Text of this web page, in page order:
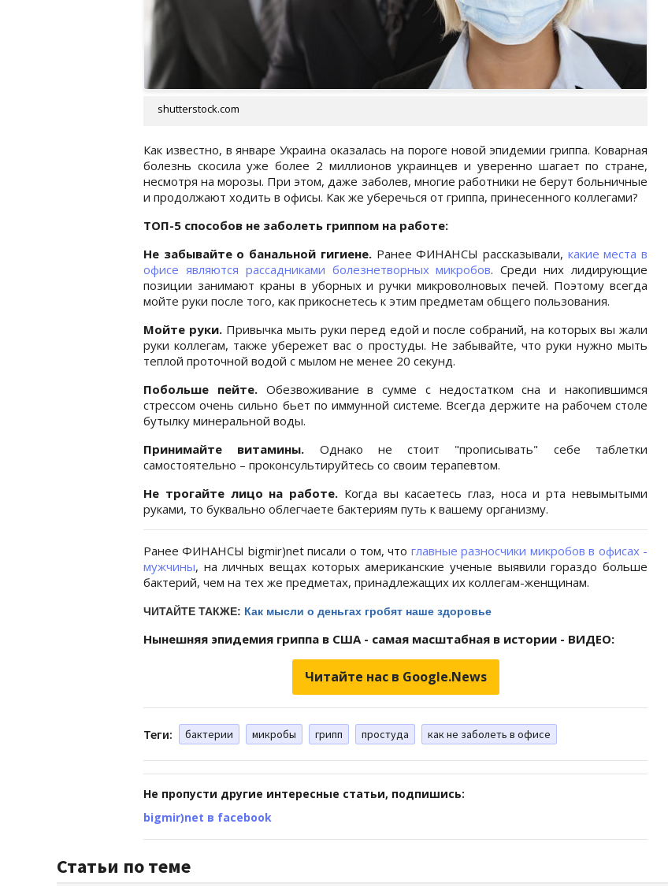
shutterstock.com
Как известно, в январе Украина оказалась на пороге новой эпидемии гриппа. Коварная
болезнь скосила уже более 2 миллионов украинцев и уверенно шагает по стране,
несмотря на морозы. При этом, даже заболев, многие работники не берут больничные
и продолжают ходить в офисы. Как же уберечься от гриппа, принесенного коллегами?
ТОП-5 способов не заболеть гриппом на работе:
Не забывайте о банальной гигиене. Ранее ФИНАНСЫ рассказывали, какие места в
офисе являются рассадниками болезнетворных микробов. Среди них лидирующие
позиции занимают краны в уборных и ручки микроволновых печей. Поэтому всегда
мойте руки после того, как прикоснетесь к этим предметам общего пользования.
Мойте руки. Привычка мыть руки перед едой и после собраний, на которых вы жали
руки коллегам, также убережет вас о простуды. Не забывайте, что руки нужно мыть
теплой проточной водой с мылом не менее 20 секунд.
Побольше пейте. Обезвоживание в сумме с недостатком сна и накопившимся
стрессом очень сильно бьет по иммунной системе. Всегда держите на рабочем столе
бутылку минеральной воды.
Принимайте витамины. Однако не стоит "прописывать" себе таблетки
самостоятельно – проконсультируйтесь со своим терапевтом.
Не трогайте лицо на работе. Когда вы касаетесь глаз, носа и рта невымытыми
руками, то буквально облегчаете бактериям путь к вашему организму.
Ранее ФИНАНСЫ bigmir)net писали о том, что главные разносчики микробов в офисах -
мужчины, на личных вещах которых американские ученые выявили гораздо больше
бактерий, чем на тех же предметах, принадлежащих их коллегам-женщинам.
ЧИТАЙТЕ ТАКЖЕ: Как мысли о деньгах гробят наше здоровье
Нынешняя эпидемия гриппа в США - самая масштабная в истории - ВИДЕО:
Читайте нас в Google.News
Теги: бактерии микробы грипп простуда как не заболеть в офисе
Не пропусти другие интересные статьи, подпишись:
bigmir)net в facebook
Статьи по теме